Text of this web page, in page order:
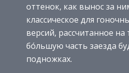
оттенок, как вынос за
классическое для
версий, рассчитанное на
бо́льшую часть заезда
подножках.